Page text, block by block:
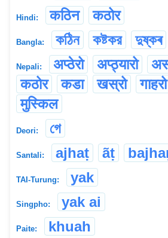
Hindi: कठिन कठोर
Bangla: কঠিন কষ্টকর দুষ্কৰ
Nepali: अप्ठेरो अप्ठ्यारो
कठोर
कडा खस्रो गाहरो
मुस्किल
Deori: গে
Santali: ajhaṭ ãṭ
TAI-Turung: yak
Singpho: yak ai
Paite: khuah